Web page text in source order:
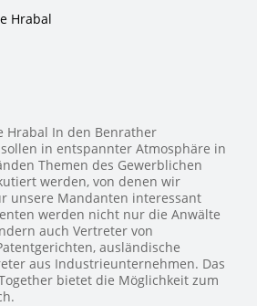
Hrabal
Hrabal In den Benrather
in entspannter Atmosphäre in
Themen des Gewerblichen
werden, von denen wir
unsere Mandanten interessant
werden nicht nur die Anwälte
auch Vertreter von
ausländische
aus Industrieunternehmen. Das
bietet die Möglichkeit zum